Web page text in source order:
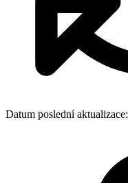
Datum poslední aktualizace: